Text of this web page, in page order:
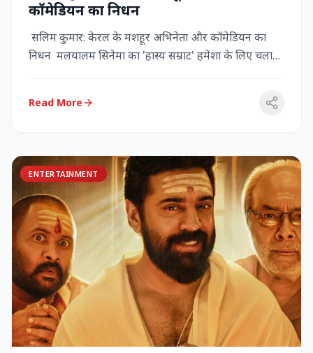
कॉमेडियन का निधन
सलिम कुमार: केरल के मशहूर अभिनेता और कॉमेडियन का
निधन मलयालम सिनेमा का 'हास्य सम्राट' हमेशा के लिए चला
Read More
ENTERTAINMENT